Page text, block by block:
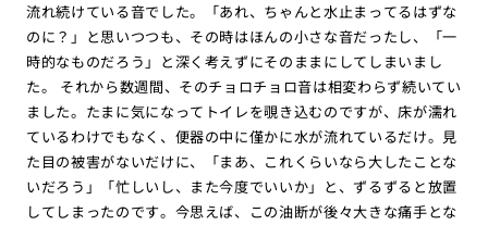
流れ続けている音でした。「あれ、ちゃんと水止まってるはずな
のに？」と思いつつも、その時はほんの小さな音だったし、「一
時的なものだろう」と深く考えずにそのままにしてしまいまし
た。 それから数週間、そのチョロチョロ音は相変わらず続いてい
ました。たまに気になってトイレを覗き込むのですが、床が濡れ
ているわけでもなく、便器の中に僅かに水が流れているだけ。見
た目の被害がないだけに、「まあ、これくらいなら大したことな
いだろう」「忙しいし、また今度でいいか」と、ずるずると放置
してしまったのです。今思えば、この油断が後々大きな痛手とな